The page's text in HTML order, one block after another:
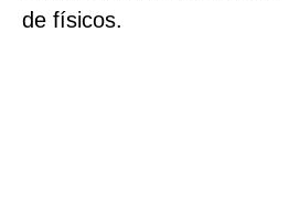
de físicos.